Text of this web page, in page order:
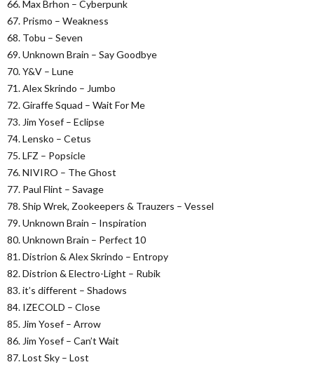
66. Max Brhon – Cyberpunk
67. Prismo – Weakness
68. Tobu – Seven
69. Unknown Brain – Say Goodbye
70. Y&V – Lune
71. Alex Skrindo – Jumbo
72. Giraffe Squad – Wait For Me
73. Jim Yosef – Eclipse
74. Lensko – Cetus
75. LFZ – Popsicle
76. NIVIRO – The Ghost
77. Paul Flint – Savage
78. Ship Wrek, Zookeepers & Trauzers – Vessel
79. Unknown Brain – Inspiration
80. Unknown Brain – Perfect 10
81. Distrion & Alex Skrindo – Entropy
82. Distrion & Electro-Light – Rubik
83. it’s different – Shadows
84. IZECOLD – Close
85. Jim Yosef – Arrow
86. Jim Yosef – Can’t Wait
87. Lost Sky – Lost